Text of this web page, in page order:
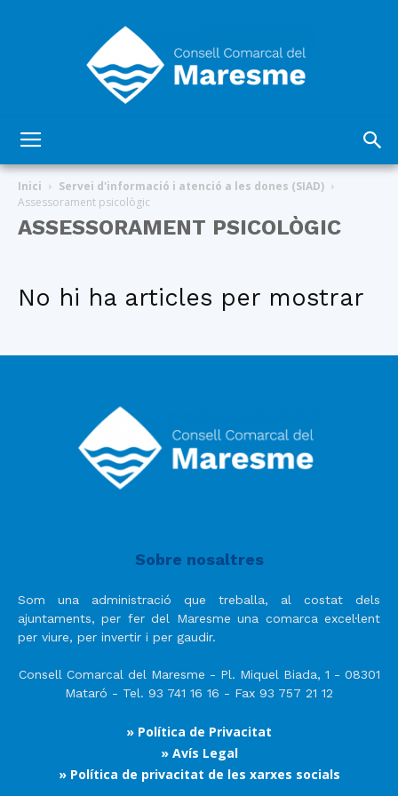
Comarcal
Inici
Servei d'informació i atenció a les dones (SIAD)
Assessorament psicològic
ASSESSORAMENT PSICOLÒGIC
No hi ha articles per mostrar
Sobre nosaltres
Som una administració que treballa, al costat dels
ajuntaments, per fer del Maresme una comarca excel·lent
per viure, per invertir i per gaudir.
Consell Comarcal del Maresme - Pl. Miquel Biada, 1 - 08301
Mataró - Tel. 93 741 16 16 - Fax 93 757 21 12
» Política de Privacitat
» Avís Legal
» Política de privacitat de les xarxes socials